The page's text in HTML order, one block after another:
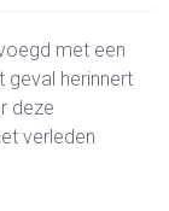
met een
geval herinnert
deze
verleden